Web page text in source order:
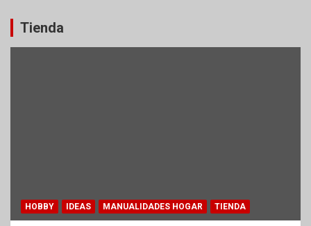
Tienda
HOBBY IDEAS MANUALIDADES HOGAR TIENDA